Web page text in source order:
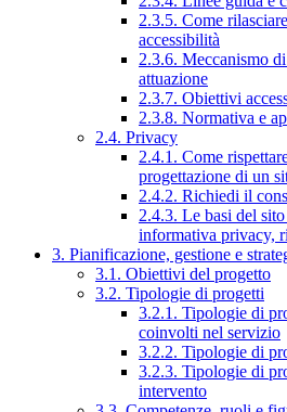
2.3.5. Come
accessibilità
2.3.6. Meccanismo
attuazione
2.3.7. Obiettivi
2.3.8. Normativa e
2.4. Privacy
2.4.1. Come
progettazione di un
2.4.2. Richiedi il
2.4.3. Le basi del
informativa privacy,
3. Pianificazione, gestione e
3.1. Obiettivi del progetto
3.2. Tipologie di progetti
3.2.1. Tipologie di
coinvolti nel servizio
3.2.2. Tipologie di
3.2.3. Tipologie di
intervento